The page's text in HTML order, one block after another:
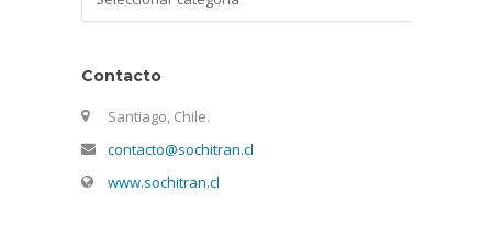
Contacto
Santiago, Chile.
contacto@sochitran.cl
www.sochitran.cl